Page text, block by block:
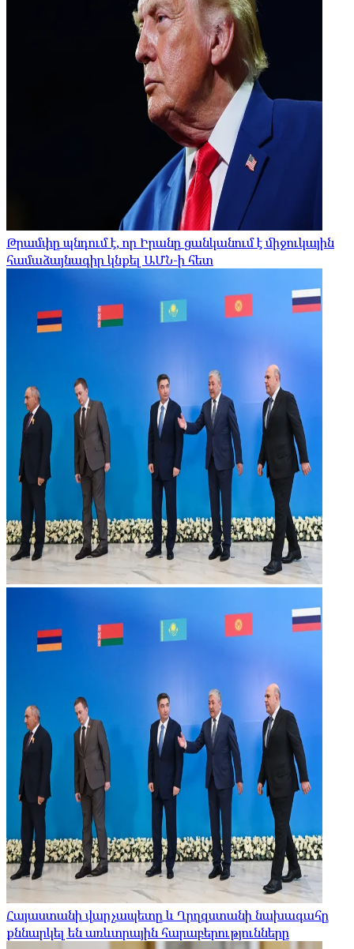
Թրամփը պնդում է, որ Իրանը ցանկանում է միջուկային
համաձայնագիր կնքել ԱՄՆ-ի հետ
Հայաստանի վարչապետը և Ղրղզստանի նախագահը
քննարկել են առևտրային հարաբերությունները